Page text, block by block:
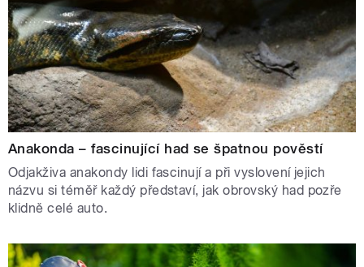
Anakonda – fascinující had se špatnou pověstí
Odjakživa anakondy lidi fascinují a při vyslovení jejich
názvu si téměř každý představí, jak obrovský had pozře
klidně celé auto.